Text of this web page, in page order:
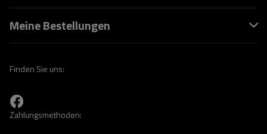
Meine Bestellungen
Finden Sie uns:
Zahlungsmethoden: